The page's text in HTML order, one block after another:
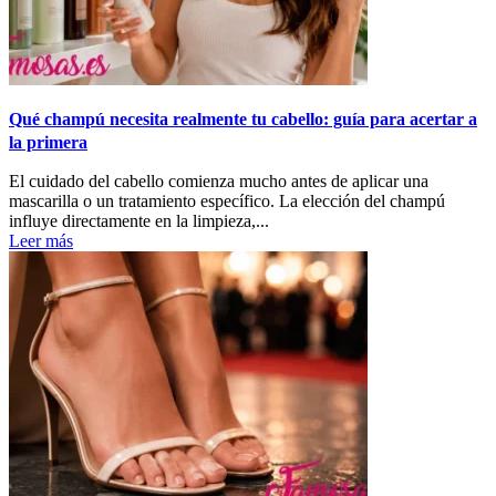
Qué champú necesita realmente tu cabello: guía para acertar a
la primera
El cuidado del cabello comienza mucho antes de aplicar una
mascarilla o un tratamiento específico. La elección del champú
influye directamente en la limpieza,...
Leer más